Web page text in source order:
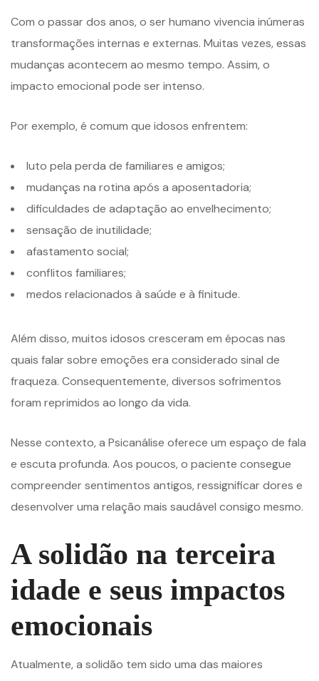
Com o passar dos anos, o ser humano vivencia inúmeras
transformações internas e externas. Muitas vezes, essas
mudanças acontecem ao mesmo tempo. Assim, o
impacto emocional pode ser intenso.
Por exemplo, é comum que idosos enfrentem:
luto pela perda de familiares e amigos;
mudanças na rotina após a aposentadoria;
dificuldades de adaptação ao envelhecimento;
sensação de inutilidade;
afastamento social;
conflitos familiares;
medos relacionados à saúde e à finitude.
Além disso, muitos idosos cresceram em épocas nas
quais falar sobre emoções era considerado sinal de
fraqueza. Consequentemente, diversos sofrimentos
foram reprimidos ao longo da vida.
Nesse contexto, a Psicanálise oferece um espaço de fala
e escuta profunda. Aos poucos, o paciente consegue
compreender sentimentos antigos, ressignificar dores e
desenvolver uma relação mais saudável consigo mesmo.
A solidão na terceira
idade e seus impactos
emocionais
Atualmente, a solidão tem sido uma das maiores